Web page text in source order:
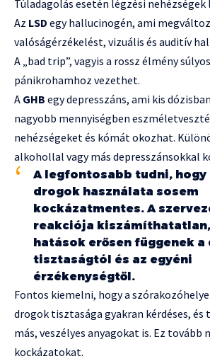
Túladagolás esetén légzési
Az LSD egy hallucinogén, ami
valóságérzékelést, vizuális és auditív
A „bad trip”, vagyis a rossz élmény
pánikrohamhoz vezethet.
A GHB egy depresszáns, ami kis
nagyobb mennyiségben
nehézségeket és kómát okozhat.
alkohollal vagy más depresszánsokkal
A legfontosabb tudni, hogy
drogok használata sosem
kockázatmentes. A
reakciója kiszámíthatatlan,
hatások erősen függenek
tisztaságtól és az egyéni
érzékenységtől.
Fontos kiemelni, hogy a
drogok tisztasága gyakran kérdéses,
más, veszélyes anyagokat is. Ez tovább
kockázatokat.